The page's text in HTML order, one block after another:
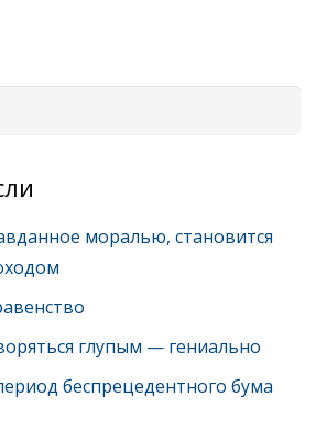
моралью, становится
глупым — гениально
беспрецедентного бума